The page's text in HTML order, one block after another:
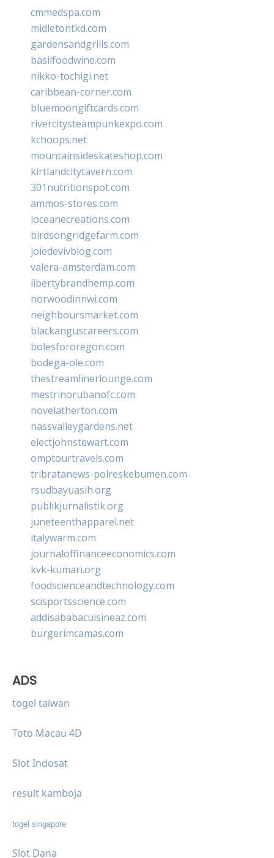
cmmedspa.com
midletontkd.com
gardensandgrills.com
basilfoodwine.com
nikko-tochigi.net
caribbean-corner.com
bluemoongiftcards.com
rivercitysteampunkexpo.com
kchoops.net
mountainsideskateshop.com
kirtlandcitytavern.com
301nutritionspot.com
ammos-stores.com
loceanecreations.com
birdsongridgefarm.com
joiedevivblog.com
valera-amsterdam.com
libertybrandhemp.com
norwoodinnwi.com
neighboursmarket.com
blackanguscareers.com
bolesfororegon.com
bodega-ole.com
thestreamlinerlounge.com
mestrinorubanofc.com
novelatherton.com
nassvalleygardens.net
electjohnstewart.com
omptourtravels.com
tribratanews-polreskebumen.com
rsudbayuasih.org
publikjurnalistik.org
juneteenthapparel.net
italywarm.com
journaloffinanceeconomics.com
kvk-kumari.org
foodscienceandtechnology.com
scisportsscience.com
addisababacuisineaz.com
burgerimcamas.com
ADS
togel taiwan
Toto Macau 4D
Slot Indosat
result kamboja
togel singapore
Slot Dana